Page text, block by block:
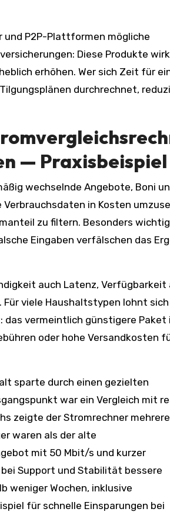
und P2P-Plattformen mögliche
Diese Produkte
erhöhen. Wer sich Zeit für
durchrechnet,
— Praxisbeispiel
wechselnde Angebote, Boni
in Kosten
zu filtern. Besonders
Eingaben verfälschen das
auch Latenz, Verfügbarkeit
viele Haushaltstypen lohnt sich
das vermeintlich günstigere Paket
oder hohe Versandkosten
sparte durch einen gezielten
war ein Vergleich mit
zeigte der Stromrechner mehrere
waren als der alte
mit 50 Mbit/s und kurzer
Support und Stabilität bessere
weniger Wochen, inklusive
für schnelle Einsparungen bei